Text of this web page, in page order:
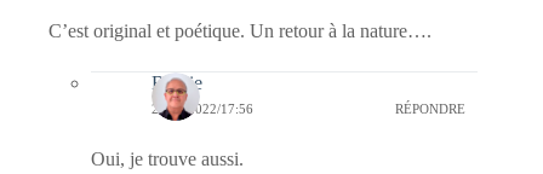
C’est original et poétique. Un retour à la nature….
Bernie
22/11/2022/17:56 RÉPONDRE
Oui, je trouve aussi.